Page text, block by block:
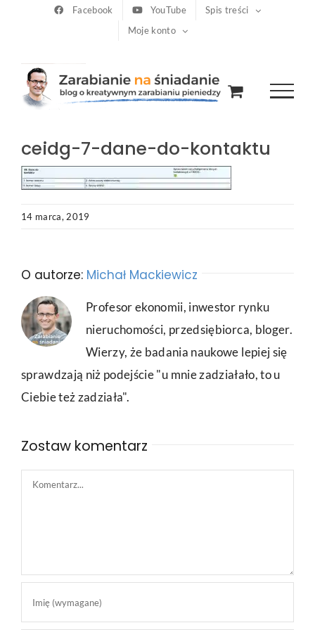
Facebook YouTube
Spis treści
Moje konto
ceidg-7-dane-do-kontaktu
14 marca, 2019
O autorze: Michał Mackiewicz
Profesor ekonomii, inwestor rynku
nieruchomości, przedsiębiorca, bloger.
Wierzy, że badania naukowe lepiej się
sprawdzają niż podejście "u mnie zadziałało, to u
Ciebie też zadziała".
Zostaw komentarz
Comment